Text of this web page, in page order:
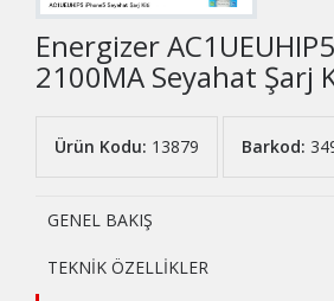
Energizer
2100MA Seyahat Şarj
Ürün Kodu: 13879 Barkod:
GENEL BAKIŞ
TEKNİK ÖZELLİKLER